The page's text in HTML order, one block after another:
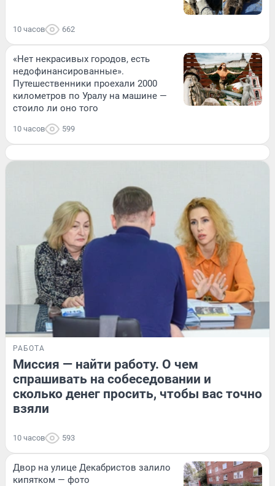
10 часов 662
«Нет некрасивых городов, есть
недофинансированные».
Путешественники проехали 2000
километров по Уралу на машине —
стоило ли оно того
10 часов 599
РАБОТА
Миссия — найти работу. О чем
спрашивать на собеседовании и
сколько денег просить, чтобы вас точно
взяли
10 часов 593
Двор на улице Декабристов залило
кипятком — фото